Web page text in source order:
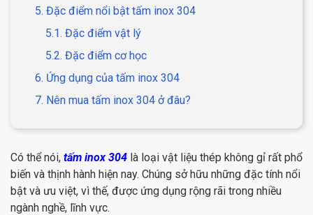
5. Đặc điểm nổi bật tấm inox 304
5.1. Đặc điểm vật lý
5.2. Đặc điểm cơ học
6. Ứng dụng của tấm inox 304
7. Nên mua tấm inox 304 ở đâu?
Có thể nói, tấm inox 304 là loại vật liệu thép không gỉ rất phổ
biến và thịnh hành hiện nay. Chúng sở hữu những đặc tính nổi
bật và ưu việt, vì thế, được ứng dụng rộng rãi trong nhiều
ngành nghề, lĩnh vực.